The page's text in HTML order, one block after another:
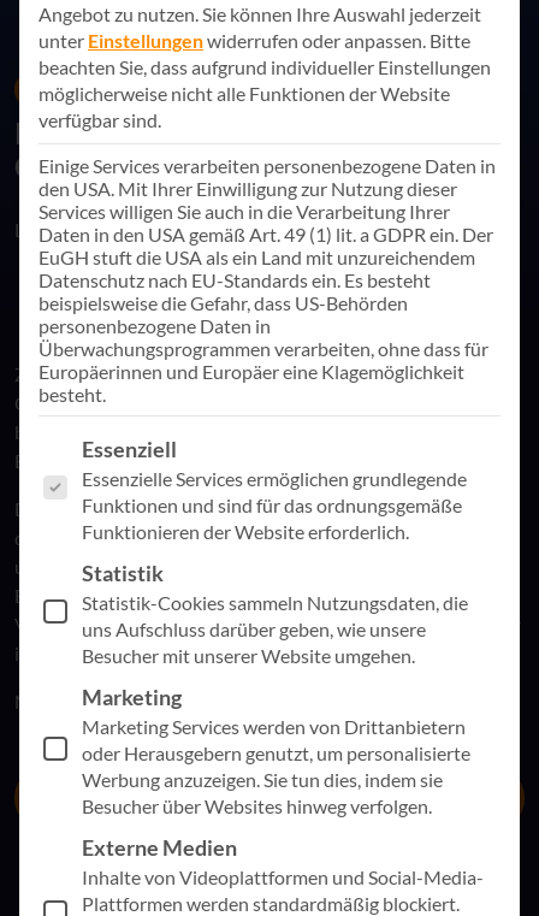
News 20. Januar 2023
Kununu Auszeichnung zur Top
Company 2023
Link teilen
Zum zweiten Mal in Folge wird AppSphere zur Kununu Top
Company gewählt. Damit zählen wir zu den 5 Prozent der
bestbewerteten Arbeitgeber auf der größten
Bewertungsplattform Deutschlands.
Der Preis wird jedes Jahr an Unternehmen verliehen, die sich
durch eine herausragende Arbeitsplatzkultur auszeichnen
und in den Bereichen Arbeitsplatzsicherheit, Work-Life-
Balance, Karrieremöglichkeiten, Unternehmenskultur und
Vergütung glänzen. Wir sind unglaublich stolz darauf, dass wir
in diesen Bereichen als Arbeitgeber hervorgetreten sind.
Möchten Sie Teil des Teams werden?
Zum AppSphere-Karriereportal
Angebot zu nutzen.Sie können Ihre Auswahl jederzeit
unter Einstellungenwiderrufen oder anpassen. Bitte
beachten Sie, dass aufgrund individueller Einstellungen
möglicherweise nicht alle Funktionen der Website
verfügbar sind.
Einige Services verarbeiten personenbezogene Daten in
den USA. Mit Ihrer Einwilligung zur Nutzung dieser
Services willigen Sie auch in die Verarbeitung Ihrer
Daten in den USA gemäß Art. 49 (1) lit. a GDPR ein. Der
EuGH stuft die USA als ein Land mit unzureichendem
Datenschutz nach EU-Standards ein. Es besteht
beispielsweise die Gefahr, dass US-Behörden
personenbezogene Daten in
Überwachungsprogrammen verarbeiten, ohne dass für
Europäerinnen und Europäer eine Klagemöglichkeit
besteht.
Es folgt eine Liste der Service-Gruppen, für die eine
Essenziell
Essenzielle Services ermöglichen grundlegende
Funktionen und sind für das ordnungsgemäße
Funktionieren der Website erforderlich.
Statistik
Statistik-Cookies sammeln Nutzungsdaten, die
uns Aufschluss darüber geben, wie unsere
Besucher mit unserer Website umgehen.
Marketing
Marketing Services werden von Drittanbietern
oder Herausgebern genutzt, um personalisierte
Werbung anzuzeigen. Sie tun dies, indem sie
Besucher über Websites hinweg verfolgen.
Externe Medien
Inhalte von Videoplattformen und Social-Media-
Plattformen werden standardmäßig blockiert.